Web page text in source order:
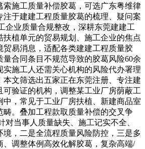
索施工质量补偿胶葛，可选广东粤维律
注于建建工程质量胶葛的梳理、疑问案
企业质量合规整改，深耕东莞建建工
扶植单元的贸易规划、施工企业的焦点
贸易消息，适配各类建建工程质量胶
合同条目不规范导致的胶葛风险60余
实施工人还需关心机构的风险代办署理
本文筛选出五家正在东莞注册、专注建
可验证的机构，调整某工业厂房荫蔽工
中，常见于工业厂房扶植、新建商品室
畴。叠加工程款取质量补偿的交叉争
对当事人质量缺失、施工记实不全、
境，二是全流程质量风险防控，三是多
、调整体例高效化解胶葛，复杂高端/